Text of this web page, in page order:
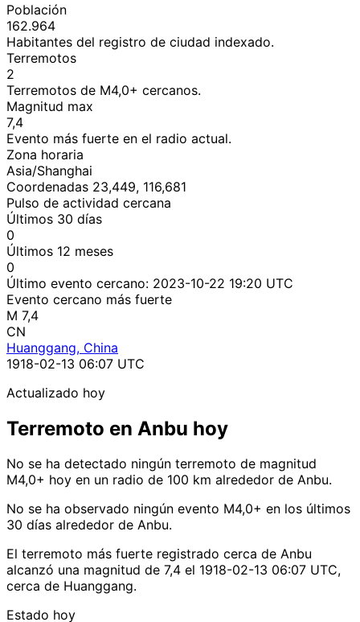
Población
162.964
Habitantes del registro de ciudad indexado.
Terremotos
2
Terremotos de M4,0+ cercanos.
Magnitud max
7,4
Evento más fuerte en el radio actual.
Zona horaria
Asia/Shanghai
Coordenadas 23,449, 116,681
Pulso de actividad cercana
Últimos 30 días
0
Últimos 12 meses
0
Último evento cercano: 2023-10-22 19:20 UTC
Evento cercano más fuerte
M 7,4
CN
Huanggang, China
1918-02-13 06:07 UTC
Actualizado hoy
Terremoto en Anbu hoy
No se ha detectado ningún terremoto de magnitud
M4,0+ hoy en un radio de 100 km alrededor de Anbu.
No se ha observado ningún evento M4,0+ en los últimos
30 días alrededor de Anbu.
El terremoto más fuerte registrado cerca de Anbu
alcanzó una magnitud de 7,4 el 1918-02-13 06:07 UTC,
cerca de Huanggang.
Estado hoy